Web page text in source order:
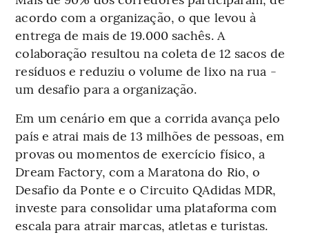
acordo com a organização, o que levou à
entrega de mais de 19.000 sachês. A
colaboração resultou na coleta de 12 sacos de
resíduos e reduziu o volume de lixo na rua -
um desafio para a organização.
Em um cenário em que a corrida avança pelo
país e atrai mais de 13 milhões de pessoas, em
provas ou momentos de exercício físico, a
Dream Factory, com a Maratona do Rio, o
Desafio da Ponte e o Circuito QAdidas MDR,
investe para consolidar uma plataforma com
escala para atrair marcas, atletas e turistas.